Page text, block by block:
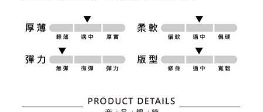
てAFTEEにご提供いただく、またはAFTEEにあなたの個人情報の収集、処
理、利用を許可することににご同意いただけない場合は、当サービスを選